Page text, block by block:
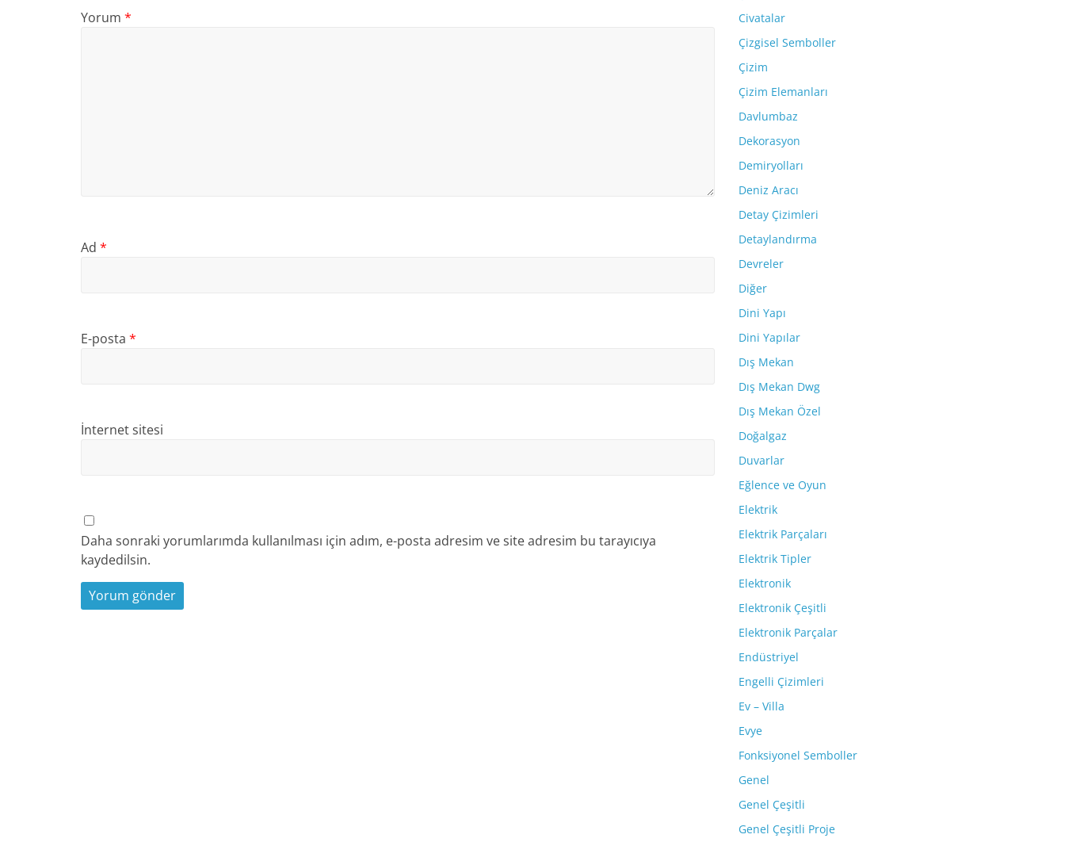
Yorum *
Ad *
E-posta *
İnternet sitesi
Daha sonraki yorumlarımda kullanılması için adım, e-posta adresim ve site adresim bu tarayıcıya
kaydedilsin.
Civatalar
Çizgisel Semboller
Çizim
Çizim Elemanları
Davlumbaz
Dekorasyon
Demiryolları
Deniz Aracı
Detay Çizimleri
Detaylandırma
Devreler
Diğer
Dini Yapı
Dini Yapılar
Dış Mekan
Dış Mekan Dwg
Dış Mekan Özel
Doğalgaz
Duvarlar
Eğlence ve Oyun
Elektrik
Elektrik Parçaları
Elektrik Tipler
Elektronik
Elektronik Çeşitli
Elektronik Parçalar
Endüstriyel
Engelli Çizimleri
Ev – Villa
Evye
Fonksiyonel Semboller
Genel
Genel Çeşitli
Genel Çeşitli Proje